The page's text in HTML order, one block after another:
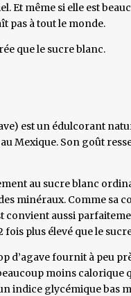
Et même si elle est
pas à tout le monde.
que le sucre blanc.
est un édulcorant
Mexique. Son goût
au sucre blanc
minéraux. Comme sa
convient aussi
fois plus élevé que le
d’agave fournit à peu
moins calorique
indice glycémique bas